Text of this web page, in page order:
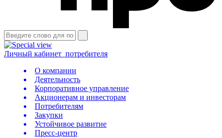
Личный кабинет потребителя
О компании
Деятельность
Корпоративное управление
Акционерам и инвесторам
Потребителям
Закупки
Устойчивое развитие
Пресс-центр